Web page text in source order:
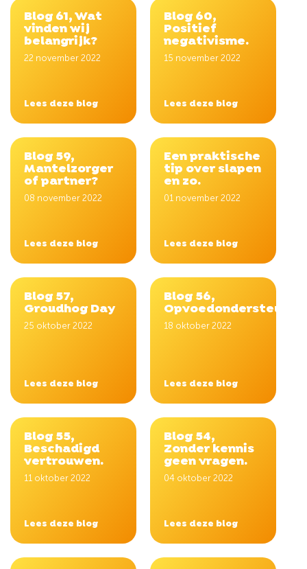
Blog 61, Wat
vinden wij
belangrijk?
22 november 2022
Lees deze blog
Blog 60,
Positief
negativisme.
15 november 2022
Lees deze blog
Blog 59,
Mantelzorger
of partner?
08 november 2022
Lees deze blog
Een praktische
tip over slapen
en zo.
01 november 2022
Lees deze blog
Blog 57,
Groudhog Day
25 oktober 2022
Lees deze blog
Blog 56,
18 oktober 2022
Lees deze blog
Blog 55,
Beschadigd
vertrouwen.
11 oktober 2022
Lees deze blog
Blog 54,
Zonder kennis
geen vragen.
04 oktober 2022
Lees deze blog